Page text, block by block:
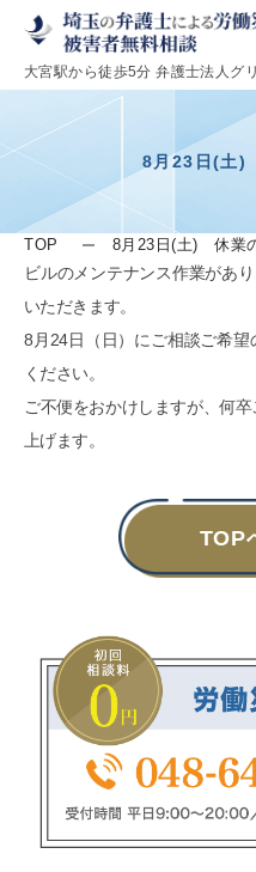
大宮駅から徒歩5分 弁護士法人グ
8月23日(土)
TOP 8月23日(土) 休業
ビルのメンテナンス作業があ
いただきます。
8月24日（日）にご相談ご希
ください。
ご不便をおかけしますが、何
上げます。
TOP